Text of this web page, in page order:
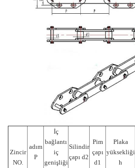
Zincir
NO.
adım
P
İç
bağlantı
iç
genişliği
Silindir
çapı d2
Pim
çapı
d1
Plaka
yüksekliği
h